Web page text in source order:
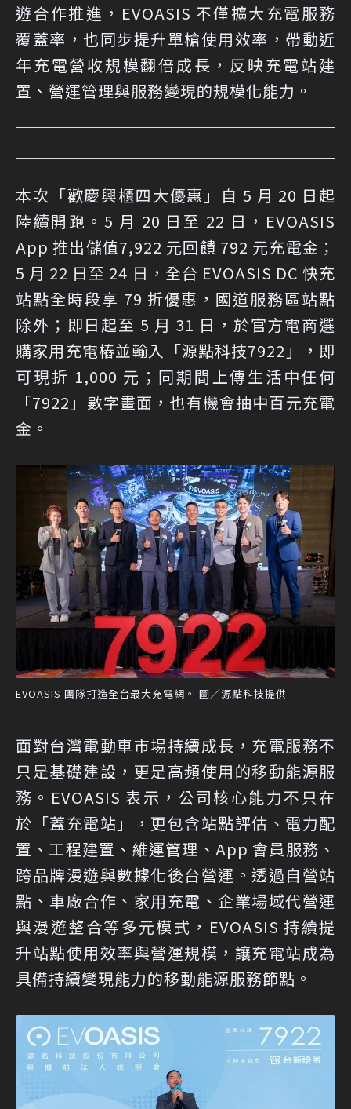
遊合作推進，EVOASIS 不僅擴大充電服務
覆蓋率，也同步提升單槍使用效率，帶動近
年充電營收規模翻倍成長，反映充電站建
置、營運管理與服務變現的規模化能力。
本次「歡慶興櫃四大優惠」自 5 月 20 日起
陸續開跑。5 月 20 日至 22 日，EVOASIS
App 推出儲值7,922 元回饋 792 元充電金；
5 月 22 日至 24 日，全台 EVOASIS DC 快充
站點全時段享 79 折優惠，國道服務區站點
除外；即日起至 5 月 31 日，於官方電商選
購家用充電樁並輸入「源點科技7922」，即
可現折 1,000 元；同期間上傳生活中任何
「7922」數字畫面，也有機會抽中百元充電
金。
EVOASIS 團隊打造全台最大充電網。 圖／源點科技提供
面對台灣電動車市場持續成長，充電服務不
只是基礎建設，更是高頻使用的移動能源服
務。EVOASIS 表示，公司核心能力不只在
於「蓋充電站」，更包含站點評估、電力配
置、工程建置、維運管理、App 會員服務、
跨品牌漫遊與數據化後台營運。透過自營站
點、車廠合作、家用充電、企業場域代營運
與漫遊整合等多元模式，EVOASIS 持續提
升站點使用效率與營運規模，讓充電站成為
具備持續變現能力的移動能源服務節點。